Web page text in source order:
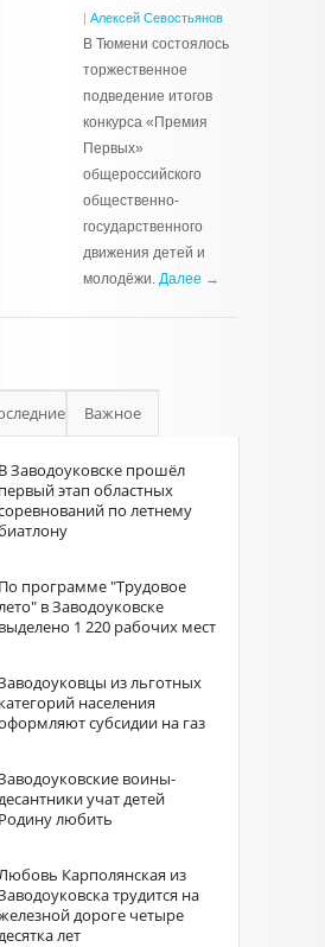
| Алексей Севостьянов
В Тюмени состоялось
торжественное
подведение итогов
конкурса «Премия
Первых»
общероссийского
общественно-
государственного
движения детей и
молодёжи. Далее →
Важное
В Заводоуковске прошёл
первый этап областных
по летнему
По программе "Трудовое
в Заводоуковске
выделено 1 220 рабочих мест
из льготных
категорий населения
субсидии на газ
воины-
учат детей
Родину любить
Карполянская из
трудится на
дороге четыре
лет